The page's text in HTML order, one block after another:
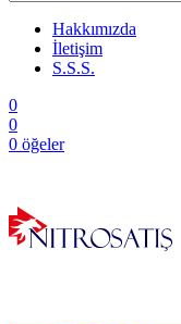
Hakkımızda
İletişim
S.S.S.
0
0
0 öğeler